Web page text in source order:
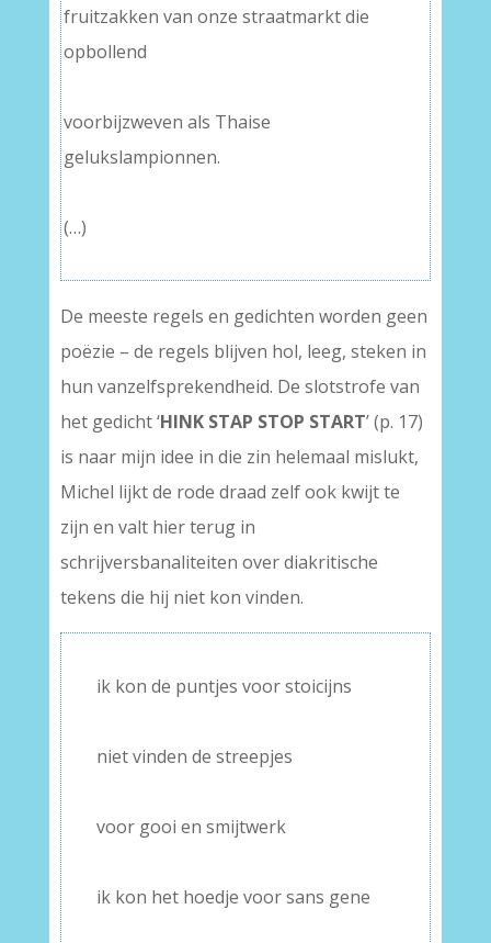
fruitzakken van onze straatmarkt die
opbollend
voorbijzweven als Thaise
gelukslampionnen.
(…)
De meeste regels en gedichten worden geen
poëzie – de regels blijven hol, leeg, steken in
hun vanzelfsprekendheid. De slotstrofe van
het gedicht ‘HINK STAP STOP START’ (p. 17)
is naar mijn idee in die zin helemaal mislukt,
Michel lijkt de rode draad zelf ook kwijt te
zijn en valt hier terug in
schrijversbanaliteiten over diakritische
tekens die hij niet kon vinden.
ik kon de puntjes voor stoicijns
niet vinden de streepjes
voor gooi en smijtwerk
ik kon het hoedje voor sans gene